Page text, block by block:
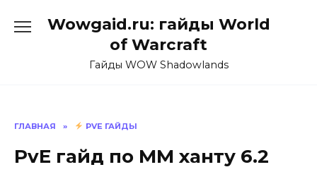
Wowgaid.ru: гайды World
of Warcraft
Гайды WOW Shadowlands
ГЛАВНАЯ » PVE ГАЙДЫ
PvE гайд по ММ ханту 6.2